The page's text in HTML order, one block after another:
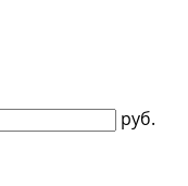
руб.